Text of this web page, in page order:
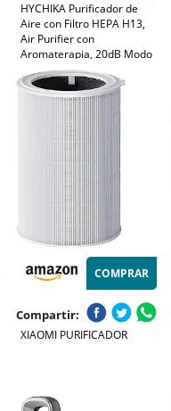
HYCHIKA Purificador de
Aire con Filtro HEPA H13,
Air Purifier con
Aromaterapia, 20dB Modo
Sueño, Elimina 99,97% de
Polvo, Polen, Humo y
Olores, 3 Luces Nocturnas,
Temporizador, para Hogar
y Dormitorio
COMPRAR
Compartir:
XIAOMI PURIFICADOR